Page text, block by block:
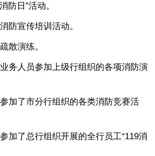
日”活动。
宣传培训活动。
演练。
人员参加上级行组织的各项消防演
了市分行组织的各类消防竞赛活
了总行组织开展的全行员工“119消